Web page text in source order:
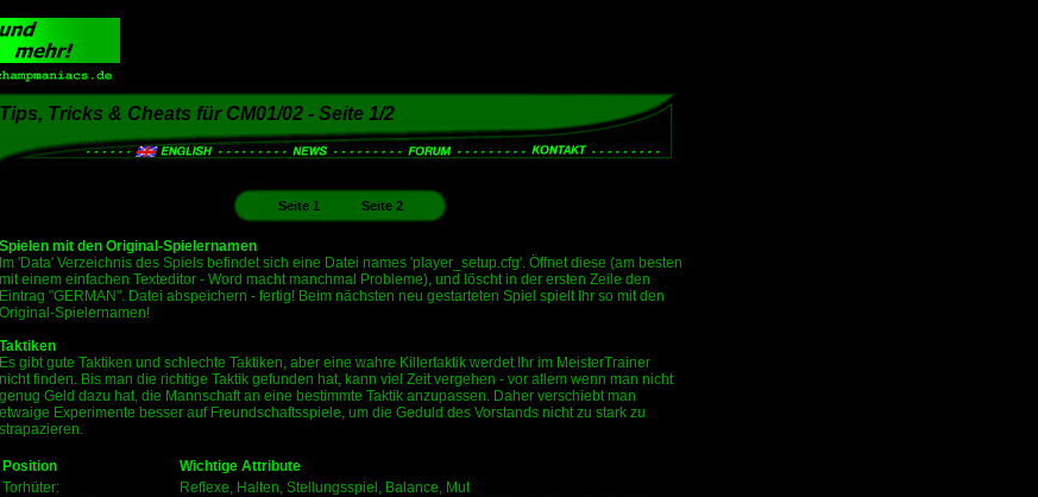
Tips, Tricks & Cheats für CM01/02 - Seite 1/2
Seite 1 Seite 2
Spielen mit den Original-Spielernamen
Im 'Data' Verzeichnis des Spiels befindet sich eine Datei names 'player_setup.cfg'. Öffnet diese (am besten
mit einem einfachen Texteditor - Word macht manchmal Probleme), und löscht in der ersten Zeile den
Eintrag "GERMAN". Datei abspeichern - fertig! Beim nächsten neu gestarteten Spiel spielt Ihr so mit den
Original-Spielernamen!
Taktiken
Es gibt gute Taktiken und schlechte Taktiken, aber eine wahre Killertaktik werdet Ihr im MeisterTrainer
nicht finden. Bis man die richtige Taktik gefunden hat, kann viel Zeit vergehen - vor allem wenn man nicht
genug Geld dazu hat, die Mannschaft an eine bestimmte Taktik anzupassen. Daher verschiebt man
etwaige Experimente besser auf Freundschaftsspiele, um die Geduld des Vorstands nicht zu stark zu
strapazieren.
Position
Wichtige Attribute
Torhüter:
Reflexe, Halten, Stellungsspiel, Balance, Mut